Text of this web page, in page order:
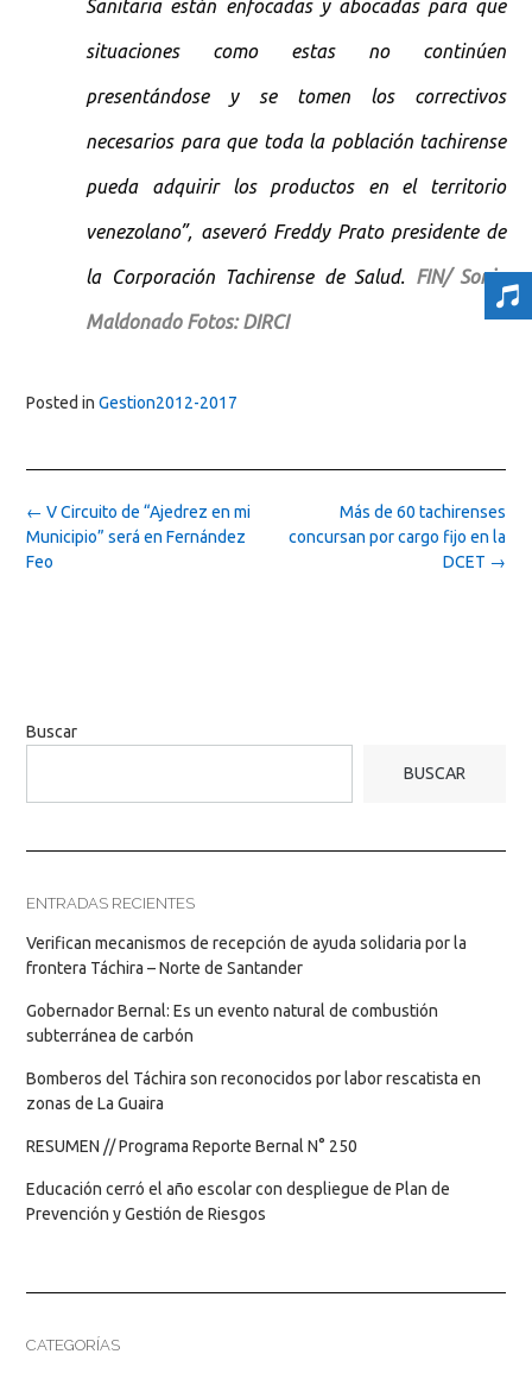
Sanitaria están enfocadas y abocadas para que
situaciones como estas no continúen
presentándose y se tomen los correctivos
necesarios para que toda la población tachirense
pueda adquirir los productos en el territorio
venezolano”, aseveró Freddy Prato presidente de
la Corporación Tachirense de Salud. FIN/ Sonia
Maldonado Fotos: DIRCI
Posted in Gestion2012-2017
Post
navigation
Más de 60 tachirenses
concursan por cargo fijo en la
DCET →
← V Circuito de “Ajedrez en mi
Municipio” será en Fernández
Feo
Buscar
BUSCAR
ENTRADAS RECIENTES
Verifican mecanismos de recepción de ayuda solidaria por la
frontera Táchira – Norte de Santander
Gobernador Bernal: Es un evento natural de combustión
subterránea de carbón
Bomberos del Táchira son reconocidos por labor rescatista en
zonas de La Guaira
RESUMEN // Programa Reporte Bernal N° 250
Educación cerró el año escolar con despliegue de Plan de
Prevención y Gestión de Riesgos
CATEGORÍAS